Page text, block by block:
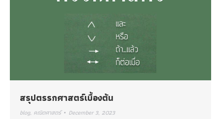
สรุปตรรกศาสตร์เบื้องต้น
blog, คณิตศาสตร์ December 3, 2023